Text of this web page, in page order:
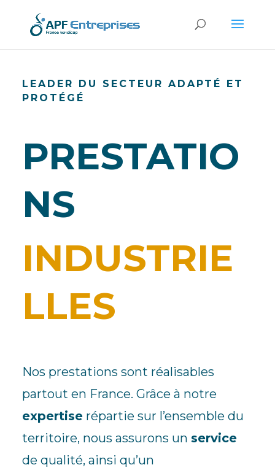
LEADER DU SECTEUR ADAPTÉ ET
PROTÉGÉ
PRESTATIO
NS
INDUSTRIE
LLES
Nos prestations sont réalisables
partout en France. Grâce à notre
expertiserépartie sur l’ensemble du
territoire, nous assurons un service
de qualité, ainsi qu’un